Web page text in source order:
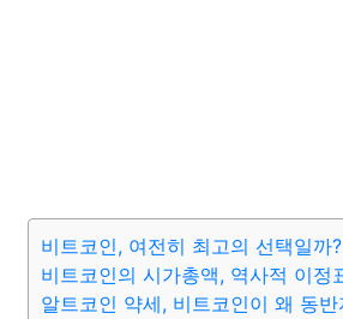
비트코인, 여전히 최고의 선택일까?
비트코인의 시가총액, 역사적 이정
알트코인 약세, 비트코인이 왜 동반